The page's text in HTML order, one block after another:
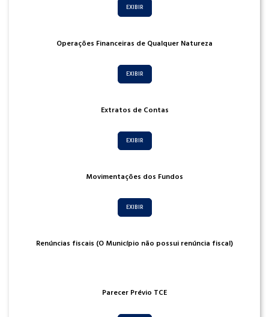
EXIBIR
Operações Financeiras de Qualquer Natureza
EXIBIR
Extratos de Contas
EXIBIR
Movimentações dos Fundos
EXIBIR
Renúncias fiscais (O Município não possui renúncia fiscal)
Parecer Prévio TCE